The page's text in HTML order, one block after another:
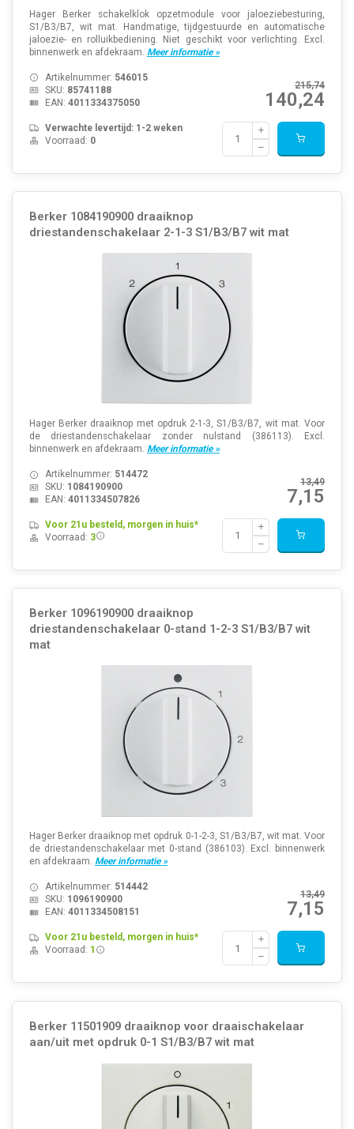
Hager Berker schakelklok opzetmodule voor jaloeziebesturing,
S1/B3/B7, wit mat. Handmatige, tijdgestuurde en automatische
jaloezie- en rolluikbediening. Niet geschikt voor verlichting. Excl.
binnenwerk en afdekraam. Meer informatie »
215,74
140,24
Artikelnummer: 546015
SKU: 85741188
EAN: 4011334375050
Verwachte levertijd: 1-2 weken
Voorraad: 0
Berker 1084190900 draaiknop
driestandenschakelaar 2-1-3 S1/B3/B7 wit mat
Hager Berker draaiknop met opdruk 2-1-3, S1/B3/B7, wit mat. Voor
de driestandenschakelaar zonder nulstand (386113). Excl.
binnenwerk en afdekraam. Meer informatie »
13,49
7,15
Artikelnummer: 514472
SKU: 1084190900
EAN: 4011334507826
Voor 21u besteld, morgen in huis*
Voorraad: 3
Berker 1096190900 draaiknop
driestandenschakelaar 0-stand 1-2-3 S1/B3/B7 wit
mat
Hager Berker draaiknop met opdruk 0-1-2-3, S1/B3/B7, wit mat. Voor
de driestandenschakelaar met 0-stand (386103). Excl. binnenwerk
en afdekraam. Meer informatie »
13,49
7,15
Artikelnummer: 514442
SKU: 1096190900
EAN: 4011334508151
Voor 21u besteld, morgen in huis*
Voorraad: 1
Berker 11501909 draaiknop voor draaischakelaar
aan/uit met opdruk 0-1 S1/B3/B7 wit mat